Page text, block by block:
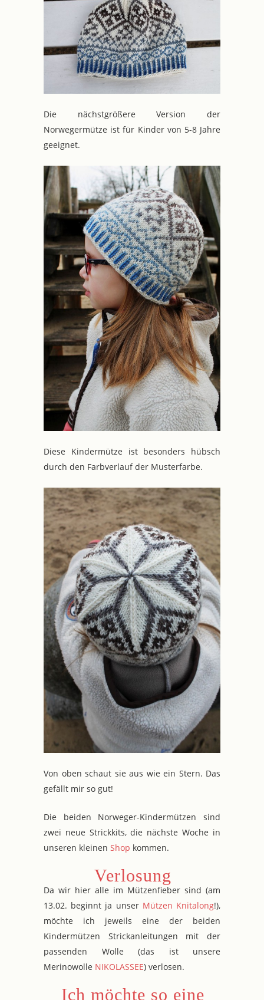
Die nächstgrößere Version der
Norwegermütze ist für Kinder von 5-8 Jahre
geeignet.
Diese Kindermütze ist besonders hübsch
durch den Farbverlauf der Musterfarbe.
Von oben schaut sie aus wie ein Stern. Das
gefällt mir so gut!
Die beiden Norweger-Kindermützen sind
zwei neue Strickkits, die nächste Woche in
unseren kleinen Shop kommen.
Verlosung
Da wir hier alle im Mützenfieber sind (am
13.02. beginnt ja unser Mützen Knitalong!),
möchte ich jeweils eine der beiden
Kindermützen Strickanleitungen mit der
passenden Wolle (das ist unsere
Merinowolle NIKOLASSEE) verlosen.
Ich möchte so eine